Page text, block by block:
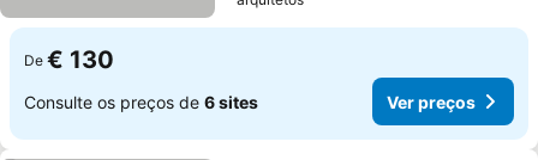
De € 130
Consulte os preços de 6 sites Ver preços